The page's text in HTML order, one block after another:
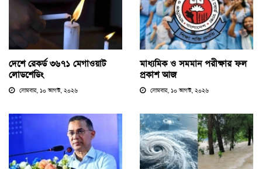
দেশে রেকর্ড ৩৬৭১ মেগাওয়াট
লোডশেডিং
সোমবার, ১০ আগস্ট, ২০২৬
মাধ্যমিক ও সমমান পরীক্ষার ফল
প্রকাশ আজ
সোমবার, ১০ আগস্ট, ২০২৬